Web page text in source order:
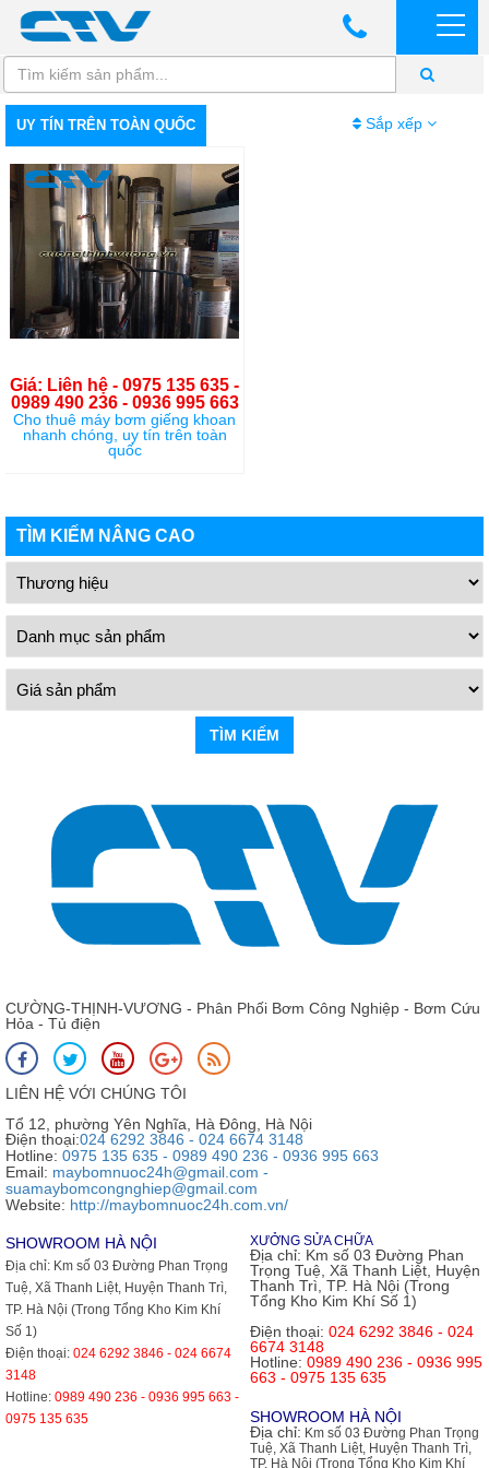
UY TÍN TRÊN TOÀN QUỐC Sắp xếp
Giá: Liên hệ - 0975 135 635 -
0989 490 236 - 0936 995 663
Cho thuê máy bơm giếng khoan
nhanh chóng, uy tín trên toàn
quốc
TÌM KIẾM NÂNG CAO
TÌM KIẾM
CƯỜNG-THỊNH-VƯƠNG - Phân Phối Bơm Công Nghiệp - Bơm Cứu
Hỏa - Tủ điện
LIÊN HỆ VỚI CHÚNG TÔI
Tổ 12, phường Yên Nghĩa, Hà Đông, Hà Nội
Điện thoại:024 6292 3846 - 024 6674 3148
Hotline: 0975 135 635 - 0989 490 236 - 0936 995 663
Email: maybomnuoc24h@gmail.com -
suamaybomcongnghiep@gmail.com
Website: http://maybomnuoc24h.com.vn/
SHOWROOM HÀ NỘI
Địa chỉ: Km số 03 Đường Phan Trọng
Tuệ, Xã Thanh Liệt, Huyện Thanh Trì,
TP. Hà Nội (Trong Tổng Kho Kim Khí
Số 1)
Điện thoại: 024 6292 3846 - 024 6674
3148
Hotline: 0989 490 236 - 0936 995 663 -
0975 135 635
XƯỞNG SỬA CHỮA
Địa chỉ: Km số 03 Đường Phan
Trọng Tuệ, Xã Thanh Liệt, Huyện
Thanh Trì, TP. Hà Nội (Trong
Tổng Kho Kim Khí Số 1)
Điện thoại: 024 6292 3846 - 024
6674 3148
Hotline: 0989 490 236 - 0936 995
663 - 0975 135 635
SHOWROOM HÀ NỘI
Địa chỉ: Km số 03 Đường Phan Trọng
Tuệ, Xã Thanh Liệt, Huyện Thanh Trì,
TP. Hà Nội (Trong Tổng Kho Kim Khí